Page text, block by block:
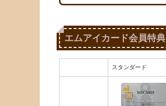
エムアイカード会員特典
スタンダード